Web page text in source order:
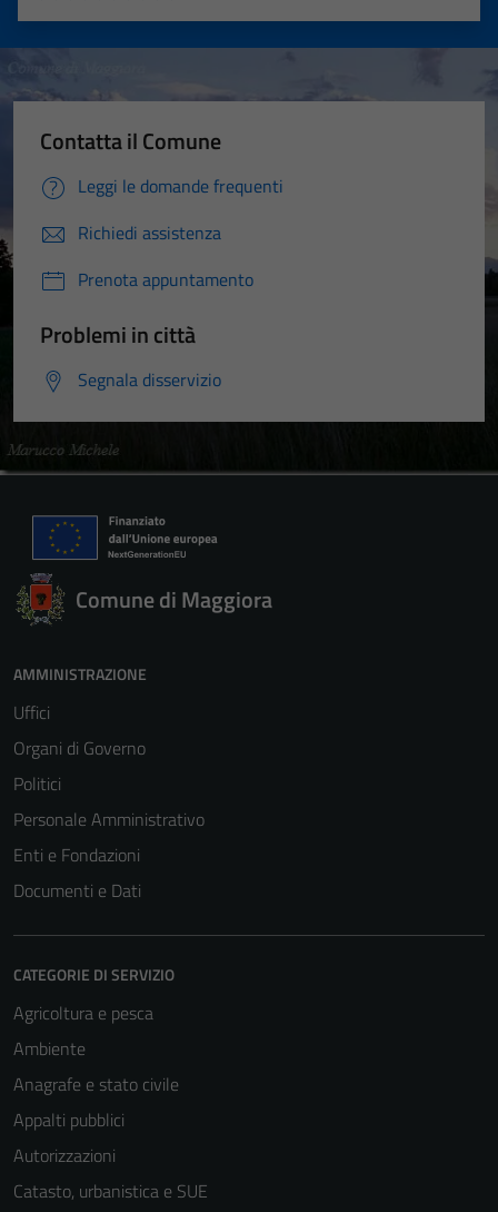
Valuta 5 stelle su 5
Valuta 4 stelle su 5
Valuta 3 stelle su 5
Valuta 2 stelle su 5
Valuta 1 stelle su 5
Contatta il Comune
Leggi le domande frequenti
Richiedi assistenza
Prenota appuntamento
Problemi in città
Segnala disservizio
Comune di Maggiora
AMMINISTRAZIONE
Uffici
Organi di Governo
Politici
Personale Amministrativo
Enti e Fondazioni
Documenti e Dati
CATEGORIE DI SERVIZIO
Agricoltura e pesca
Ambiente
Anagrafe e stato civile
Appalti pubblici
Autorizzazioni
Catasto, urbanistica e SUE